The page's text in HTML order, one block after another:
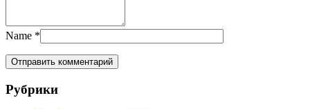
Name *
Рубрики